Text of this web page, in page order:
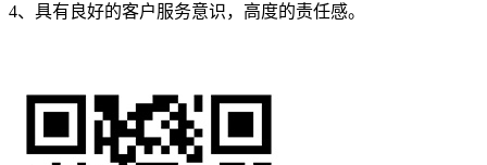
4、具有良好的客户服务意识，高度的责任感。